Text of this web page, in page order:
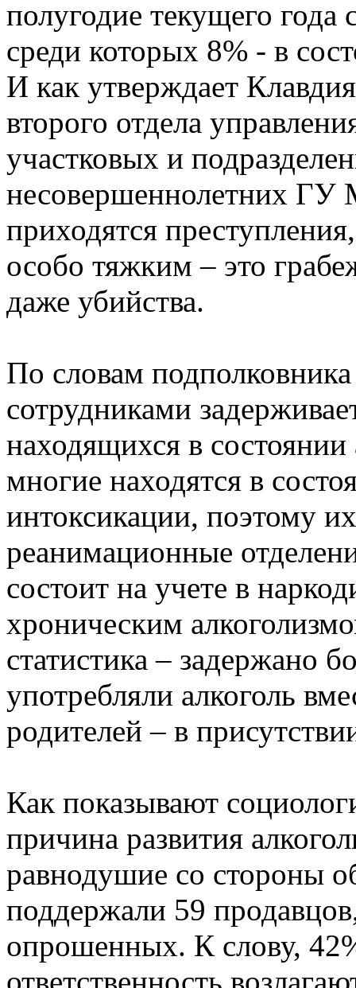
полугодие текущего
среди которых 8% - в
И как утверждает
второго отдела
участковых и
несовершеннолетних
приходятся
особо тяжким – это
даже убийства.
По словам
сотрудниками
находящихся в состоянии
многие находятся в
интоксикации, поэтому
реанимационные
состоит на учете в
хроническим
статистика – задержано
употребляли алкоголь
родителей – в
Как показывают
причина развития
равнодушие со стороны
поддержали 59
опрошенных. К слову,
ответственность